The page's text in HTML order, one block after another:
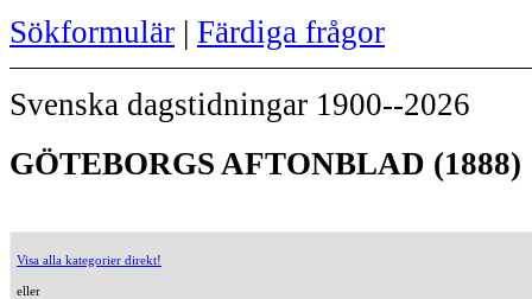
Sökformulär | Färdiga frågor
Svenska dagstidningar 1900--2026
GÖTEBORGS AFTONBLAD (1888)
Visa alla kategorier direkt!
eller